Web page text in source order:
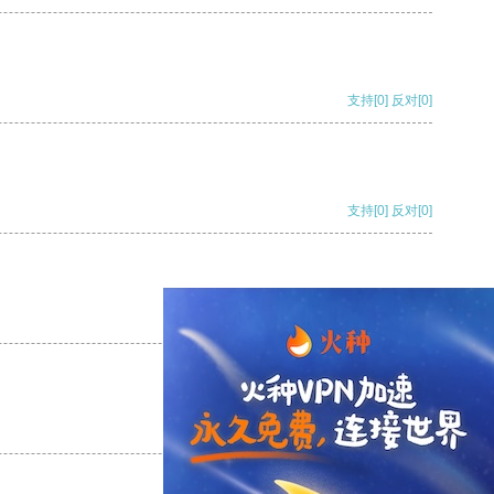
支持[0] 反对[0]
支持[0] 反对[0]
支持 [0] 反对[0]